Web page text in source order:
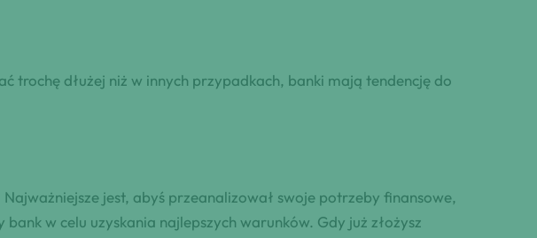
trochę dłużej niż w innych przypadkach, banki mają tendencję do
jest, abyś przeanalizował swoje potrzeby finansowe,
w celu uzyskania najlepszych warunków. Gdy już złożysz